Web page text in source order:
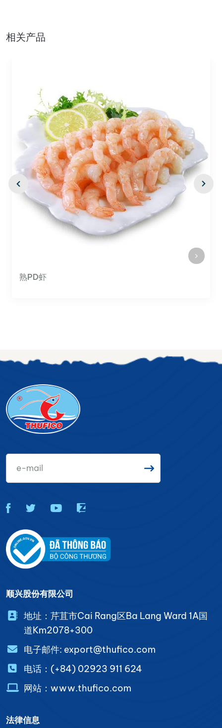
相关产品
顺兴股份有限公司
地址：芹苴市Cai Rang区Ba Lang Ward 1A国
道Km2078+300
电子邮件: export@thufico.com
电话：(+84) 02923 911 624
网站：www.thufico.com
法律信息